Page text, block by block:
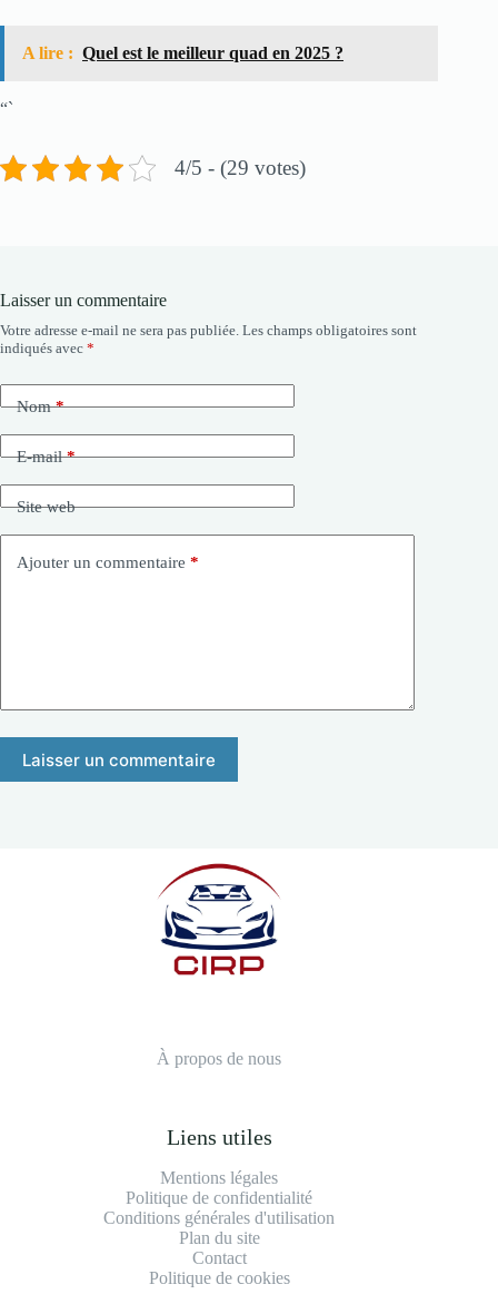
A lire : Quel est le meilleur quad en 2025 ?
“`
4/5 - (29 votes)
Laisser un commentaire
Votre adresse e-mail ne sera pas publiée. Les champs obligatoires sont
indiqués avec *
Nom*
E-mail*
Site web
Ajouter un commentaire *
Laisser un commentaire
À propos de nous
Liens utiles
Mentions légales
Politique de confidentialité
Conditions générales d'utilisation
Plan du site
Contact
Politique de cookies